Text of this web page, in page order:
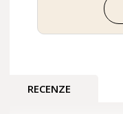
RECENZE